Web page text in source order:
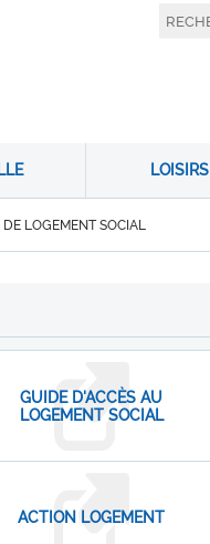
LOISIRS
LOGEMENT SOCIAL
GUIDE D'ACCÈS AU
LOGEMENT SOCIAL
ACTION LOGEMENT